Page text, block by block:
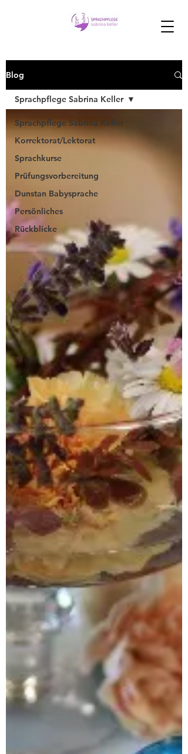
Blog
Sprachpflege Sabrina Keller
Korrektorat/Lektorat
Sprachkurse
Prüfungsvorbereitung
Dunstan Babysprache
Persönliches
Rückblicke
Sprachpflege Sabrina Keller